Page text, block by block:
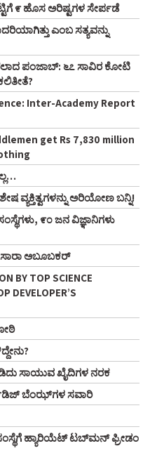
೯ ಹೊಸ ಅರಿಷ್ಟಗಳ ಸೇರ್ಪಡೆ
ಎಂಬ ಸತ್ಯವನ್ನು
ಪಂಜಾಬ್: ೬೭ ಸಾವಿರ ಕೋಟಿ
Inter-Academy Report
get Rs 7,830 million
ಅರಿಯೋಣ ಬನ್ನಿ!
೯೦ ಜನ ವಿಜ್ಞಾನಿಗಳು
ಸಾರಾ ಅಬೂಬಕರ್
BY TOP SCIENCE
DEVELOPER’S
ಸಾಯುವ ಖೈದಿಗಳ ನರಕ
ಬೆಂಝ್‌ಗಳ ಸವಾರಿ
ಹ್ಯಾರಿಯೆಟ್ ಟಬ್‌ಮನ್ ಫ್ರೀಡಂ